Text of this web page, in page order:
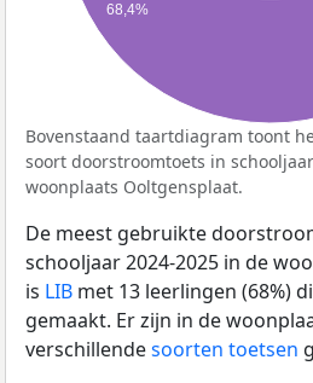
68,4%
Bovenstaand taartdiagram toont
soort doorstroomtoets in
woonplaats Ooltgensplaat.
De meest gebruikte
schooljaar 2024-2025 in de
is LIB met 13 leerlingen (68%)
gemaakt. Er zijn in de
verschillendesoorten toetsen